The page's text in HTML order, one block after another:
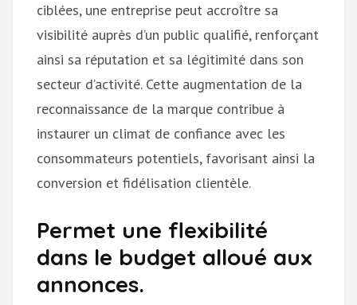
ciblées, une entreprise peut accroître sa
visibilité auprès d’un public qualifié, renforçant
ainsi sa réputation et sa légitimité dans son
secteur d’activité. Cette augmentation de la
reconnaissance de la marque contribue à
instaurer un climat de confiance avec les
consommateurs potentiels, favorisant ainsi la
conversion et fidélisation clientèle.
Permet une flexibilité
dans le budget alloué aux
annonces.